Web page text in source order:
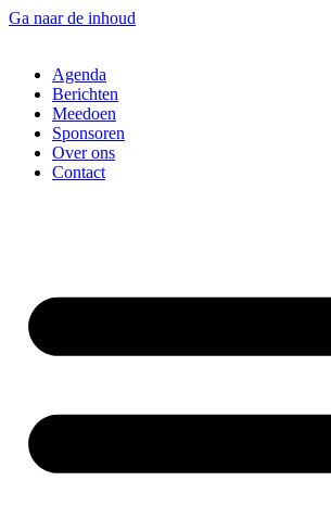
Ga naar de inhoud
Agenda
Berichten
Meedoen
Sponsoren
Over ons
Contact